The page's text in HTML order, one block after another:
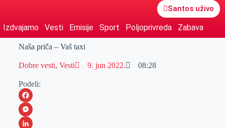
Santos uživo
Izdvajamo Vesti Emisije Sport Poljoprivreda Zabava
Naša priča – Vaš taxi
Dobre vesti, Vesti 9. jun 2022. 08:28
Podeli:
F
aM